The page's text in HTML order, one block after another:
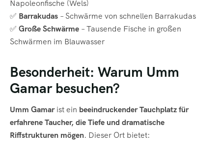
Napoleonfische (Wels)
✅ Barrakudas – Schwärme von schnellen Barrakudas
✅ Große Schwärme – Tausende Fische in großen
Schwärmen im Blauwasser
Besonderheit: Warum Umm
Gamar besuchen?
Umm Gamarist ein beeindruckender Tauchplatz für
erfahrene Taucher, die Tiefe und dramatische
Riffstrukturen mögen. Dieser Ort bietet: